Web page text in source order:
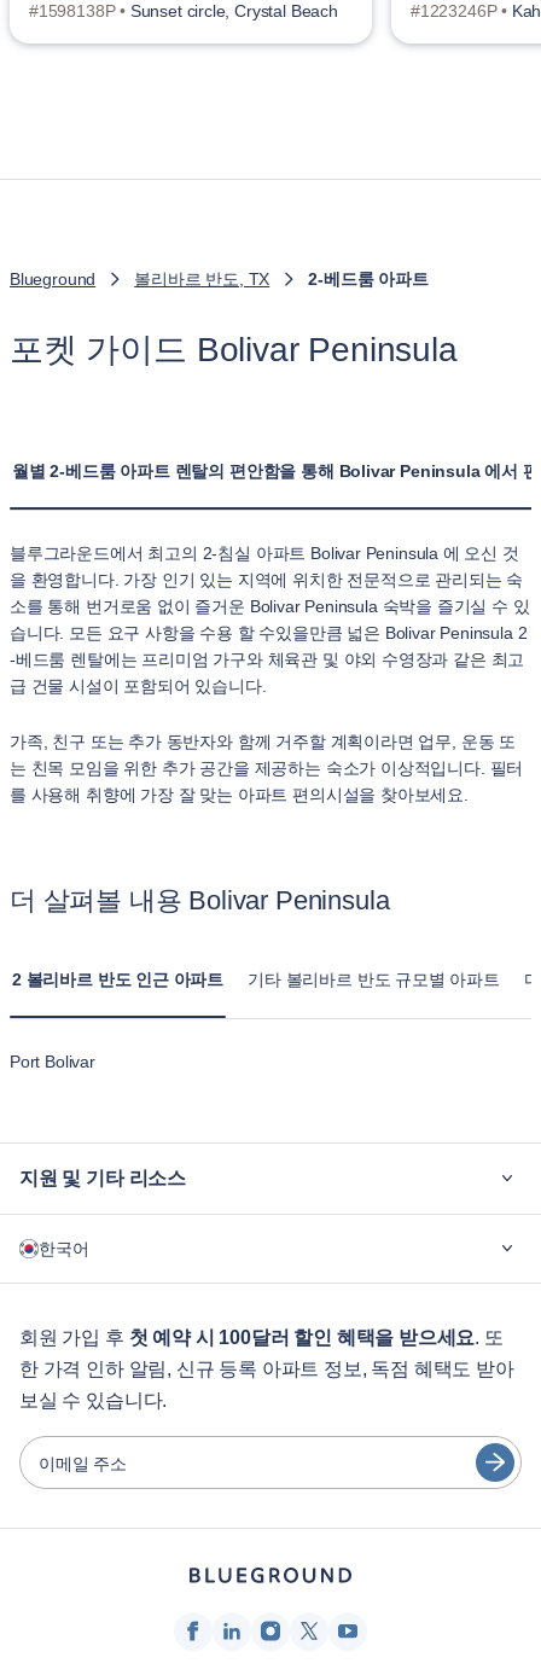
#1598138P • Sunset circle, Crystal Beach
#1223246P •
Blueground 볼리바르 반도, TX 2-베드룸 아파트
포켓 가이드 Bolivar Peninsula
월별 2-베드룸 아파트 렌탈의 편안함을 통해 Bolivar Peninsula 에서
블루그라운드에서 최고의 2-침실 아파트 Bolivar Peninsula 에 오신 것
을 환영합니다. 가장 인기 있는 지역에 위치한 전문적으로 관리되는 숙
소를 통해 번거로움 없이 즐거운 Bolivar Peninsula 숙박을 즐기실 수 있
습니다. 모든 요구 사항을 수용 할 수있을만큼 넓은 Bolivar Peninsula 2
-베드룸 렌탈에는 프리미엄 가구와 체육관 및 야외 수영장과 같은 최고
급 건물 시설이 포함되어 있습니다.
가족, 친구 또는 추가 동반자와 함께 거주할 계획이라면 업무, 운동 또
는 친목 모임을 위한 추가 공간을 제공하는 숙소가 이상적입니다. 필터
를 사용해 취향에 가장 잘 맞는 아파트 편의시설을 찾아보세요.
더 살펴볼 내용 Bolivar Peninsula
2 볼리바르 반도 인근 아파트 기타 볼리바르 반도 규모별 아파트
Port Bolivar
지원 및 기타 리소스
기업용
게스트 서비스
도시 가이드
파트너
가구 렌탈 사업자
한국어
English
Português
Español
회원 가입 후 첫 예약 시 100달러 할인 혜택을 받으세요. 또
한 가격 인하 알림, 신규 등록 아파트 정보, 독점 혜택도 받아
보실 수 있습니다.
이메일 주소